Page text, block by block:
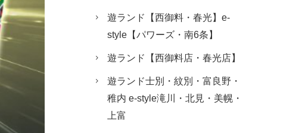
遊ランド【西御料・春光】e-
style【パワーズ・南6条】
遊ランド【西御料店・春光店】
遊ランド士別・紋別・富良野・
稚内 e-style滝川・北見・美幌・
上富